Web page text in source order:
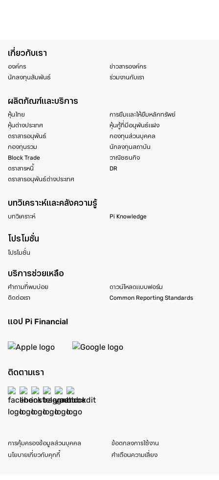
เกี่ยวกับเรา
องค์กร
นักลงทุนสัมพันธ์
ข่าวสารองค์กร
ร่วมงานกับเรา
ผลิตภัณฑ์และบริการ
หุ้นไทย
หุ้นต่างประเทศ
ตราสารอนุพันธ์
กองทุนรวม
Block Trade
ตราสารหนี้
ตราสารอนุพันธ์ต่างประเทศ
การยืมและให้ยืมหลักทรัพย์
หุ้นกู้ที่มีอนุพันธ์แฝง
กองทุนส่วนบุคคล
นักลงทุนสถาบัน
วาณิชธนกิจ
DR
บทวิเคราะห์และคลังความรู้
บทวิเคราะห์ Pi Knowledge
โปรโมชั่น
โปรโมชั่น
บริการช่วยเหลือ
คำถามที่พบบ่อย
ดาวน์โหลดแบบฟอร์ม
ติดต่อเรา
Common Reporting Standards
แอป Pi Financial
ติดตามเรา
การคุ้มครองข้อมูลส่วนบุคคล
ข้อตกลงการใช้งาน
นโยบายเกี่ยวกับคุกกี้
คำเตือนความเสี่ยง